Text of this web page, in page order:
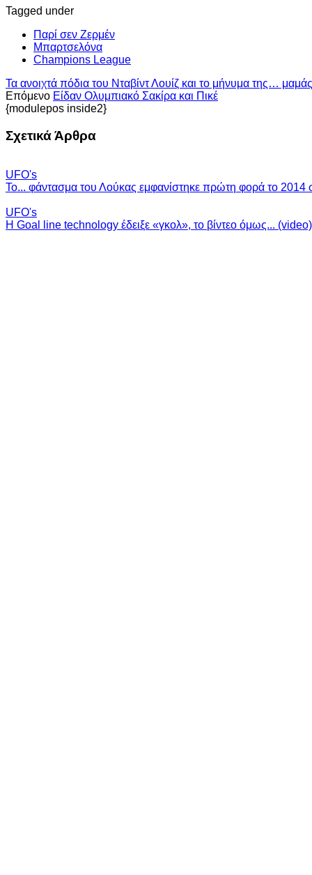
Tagged under
Παρί σεν Ζερμέν
Μπαρτσελόνα
Champions League
Τα ανοιχτά πόδια του Νταβίντ Λουίζ και το μήνυμα της…
Επόμενο Είδαν Ολυμπιακό Σακίρα και Πικέ
{modulepos inside2}
Σχετικά Άρθρα
UFO's
Το... φάντασμα του Λούκας εμφανίστηκε πρώτη φορά το 2014
UFO's
H Goal line technology έδειξε «γκολ», το βίντεο όμως... (video)